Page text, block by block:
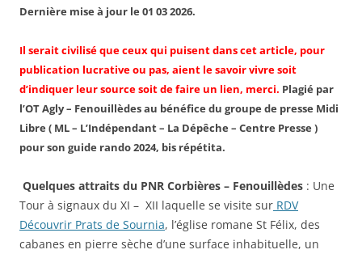
Dernière mise à jour le 01 03 2026.
Il serait civilisé que ceux qui puisent dans cet article, pour
publication lucrative ou pas, aient le savoir vivre soit
d’indiquer leur source soit de faire un lien, merci. Plagié par
l’OT Agly – Fenouillèdes au bénéfice du groupe de presse Midi
Libre ( ML – L’Indépendant – La Dépêche – Centre Presse )
pour son guide rando 2024, bis répétita.
Quelques attraits du PNR Corbières – Fenouillèdes : Une
Tour à signaux du XI – XII laquelle se visite sur RDV
Découvrir Prats de Sournia, l’église romane St Félix, des
cabanes en pierre sèche d’une surface inhabituelle, un